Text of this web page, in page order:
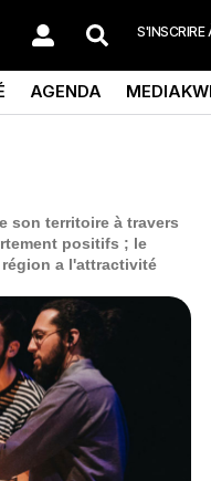
S'INSCRIRE
AGENDA
son territoire à travers
positifs ; le
a l'attractivité